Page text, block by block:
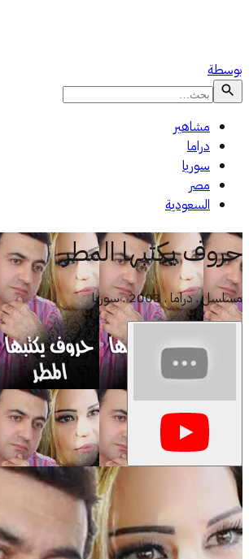
بوسطة
مشاهير
دراما
سوريا
مصر
السعودية
حروف يكتبها المطر
مسلسل . دراما . 2003 . سوريا